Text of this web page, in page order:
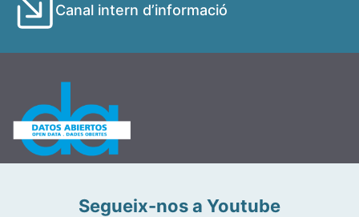
Canal intern d’informació
Segueix-nos a Youtube